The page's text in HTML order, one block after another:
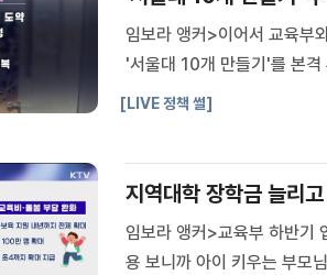
임보라 앵커>이어서 교육부
'서울대 10개 만들기'를 본격
부는 K-컬처 시장을 키우고
[LIVE 정책 썰]
지역대학 장학금 늘리
임보라 앵커>교육부 하반기
용 보니까 아이 키우는 부모